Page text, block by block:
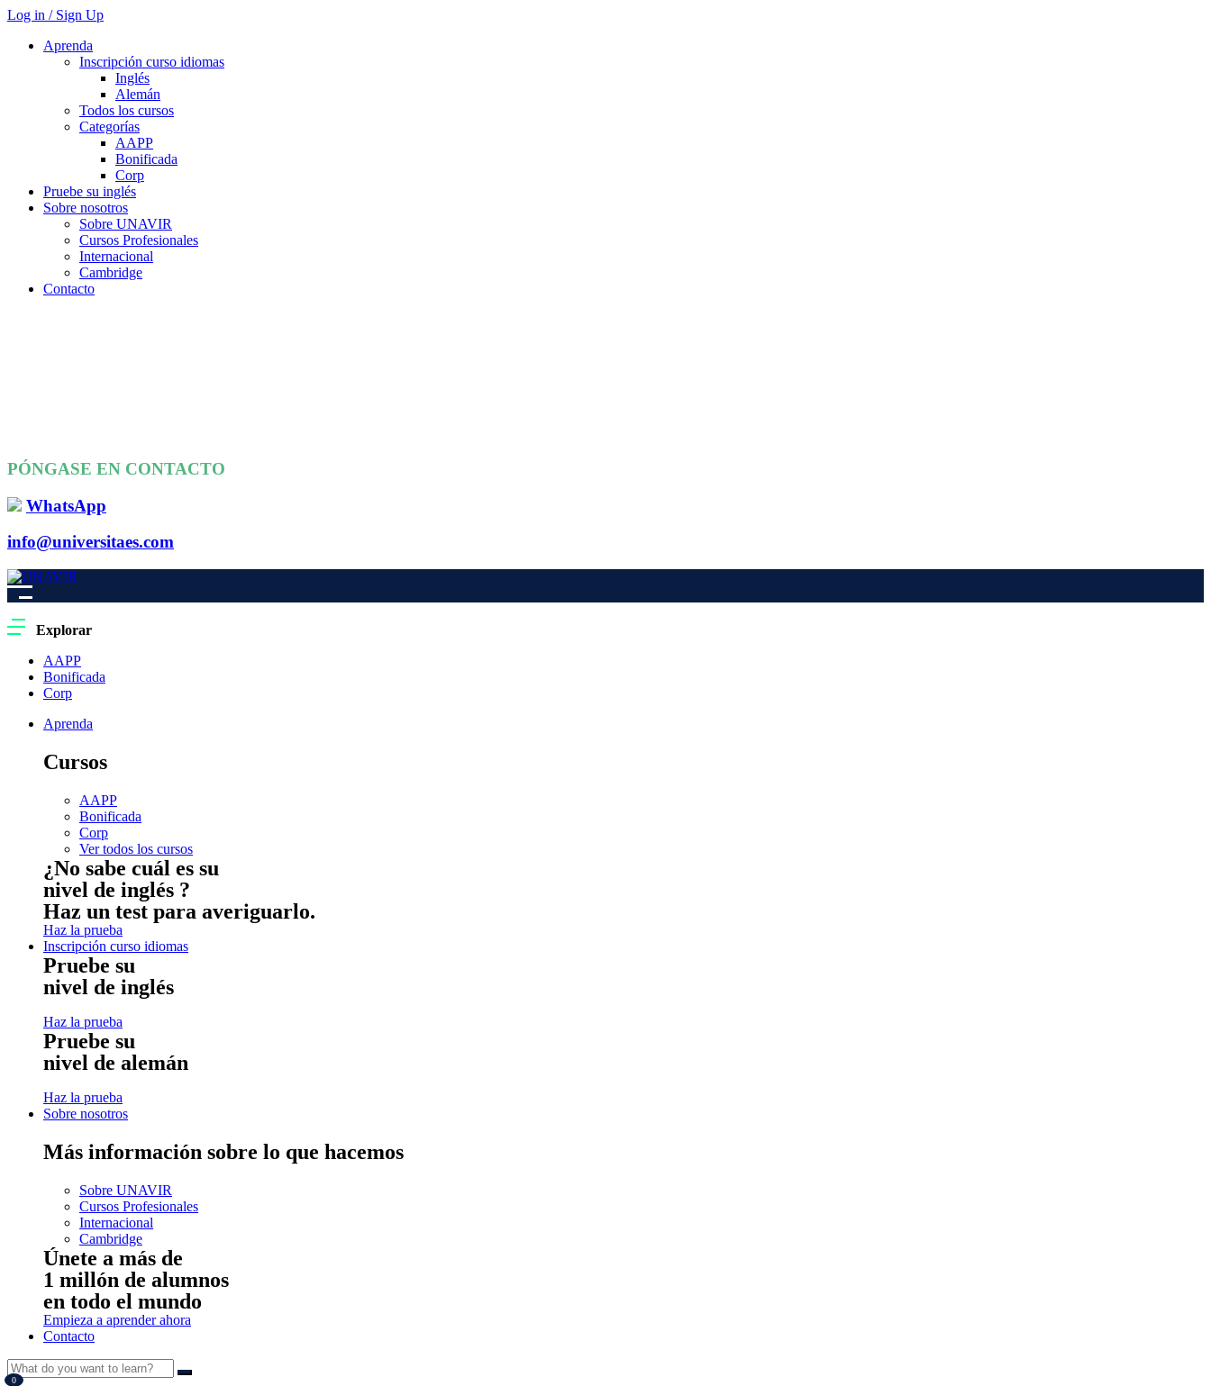
Log in / Sign Up
Aprenda
Inscripción curso idiomas
Inglés
Alemán
Todos los cursos
Categorías
AAPP
Bonificada
Corp
Pruebe su inglés
Sobre nosotros
Sobre UNAVIR
Cursos Profesionales
Internacional
Cambridge
Contacto
PÓNGASE EN CONTACTO
WhatsApp
info@universitaes.com
Explorar
AAPP
Bonificada
Corp
Aprenda
Cursos
AAPP
Bonificada
Corp
Ver todos los cursos
¿No sabe cuál es su
nivel de inglés ?
Haz un test para averiguarlo.
Haz la prueba
Inscripción curso idiomas
Pruebe su
nivel de inglés
Haz la prueba
Pruebe su
nivel de alemán
Haz la prueba
Sobre nosotros
Más información sobre lo que hacemos
Sobre UNAVIR
Cursos Profesionales
Internacional
Cambridge
Únete a más de
1 millón de alumnos
en todo el mundo
Empieza a aprender ahora
Contacto
0